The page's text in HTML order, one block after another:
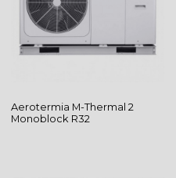
Aerotermia M-Thermal 2
Monoblock R32